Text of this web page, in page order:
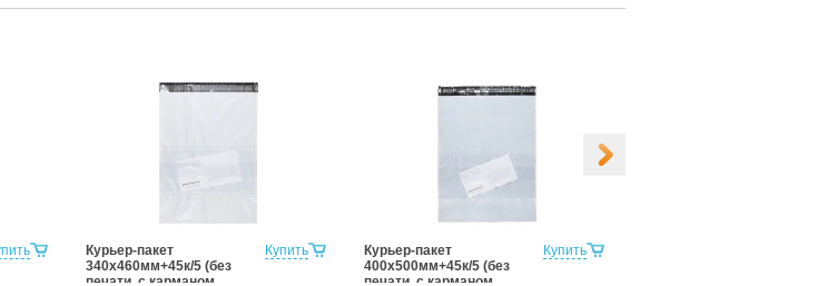
Купить
Курьер-пакет
340х460мм+45к/5 (без
печати, с карманом
Купить
Курьер-пакет
400х500мм+45к/5 (без
печати, с карманом